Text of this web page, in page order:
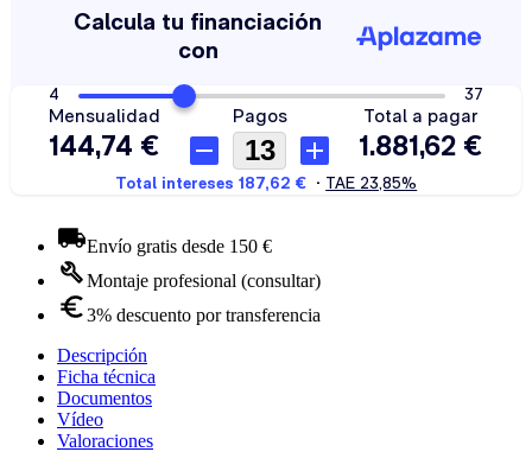
Envío gratis desde 150 €
Montaje profesional (consultar)
3% descuento por transferencia
Descripción
Ficha técnica
Documentos
Vídeo
Valoraciones